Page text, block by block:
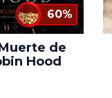
60%
de
Hood